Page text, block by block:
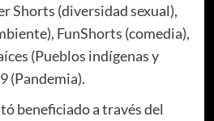
Shorts (diversidad sexual),
FunShorts (comedia),
(Pueblos indígenas y
(Pandemia).
beneficiado a través del